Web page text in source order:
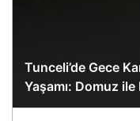
Tunceli’de Gece
Yaşamı: Domuz ile